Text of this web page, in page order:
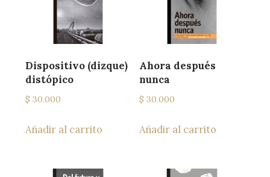
Dispositivo (dizque)
distópico
$ 30.000
Añadir al carrito
Ahora después
nunca
$ 30.000
Añadir al carrito